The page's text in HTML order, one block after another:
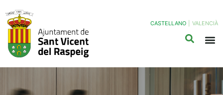
CASTELLANO VALENCIÀ